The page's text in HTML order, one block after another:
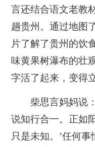
言还结合语文老教
趟贵州。通过地图
片了解了贵州的饮
味黄果树瀑布的壮
字活了起来，变得
柴思言妈妈说：
说知行合一。正如
只是未知。’任何